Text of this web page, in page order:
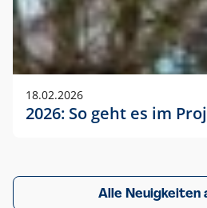
18.02.2026
2026: So geht es im
Alle Neuigkeiten